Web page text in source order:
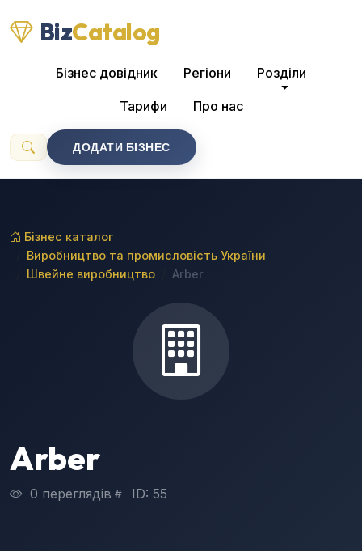
BizCatalog
Бізнес довідник Регіони Розділи
Тарифи Про нас
ДОДАТИ БІЗНЕС
Бізнес каталог
Виробництво та промисловість України
Швейне виробництво
Arber
Arber
0 переглядів ID: 55